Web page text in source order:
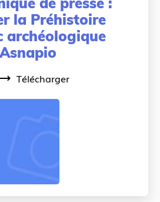
la Préhistoire
archéologique
Asnapio
Télécharger